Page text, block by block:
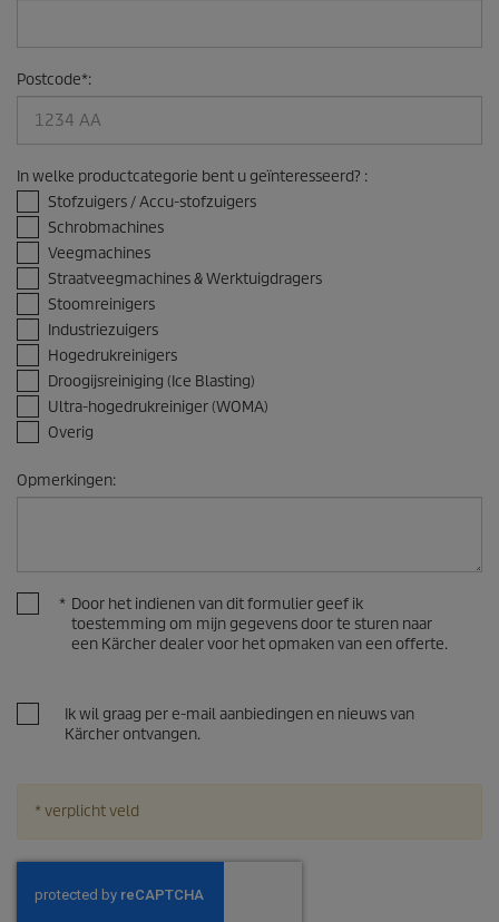
Postcode*:
In welke productcategorie bent u geïnteresseerd? :
Stofzuigers / Accu-stofzuigers
Schrobmachines
Veegmachines
Straatveegmachines & Werktuigdragers
Stoomreinigers
Industriezuigers
Hogedrukreinigers
Droogijsreiniging (Ice Blasting)
Ultra-hogedrukreiniger (WOMA)
Overig
Opmerkingen:
* Door het indienen van dit formulier geef ik
toestemming om mijn gegevens door te sturen naar
een Kärcher dealer voor het opmaken van een offerte.
Ik wil graag per e-mail aanbiedingen en nieuws van
Kärcher ontvangen.
* verplicht veld